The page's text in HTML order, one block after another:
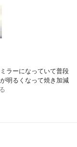
ラーになっていて普段
明るくなって焼き加減